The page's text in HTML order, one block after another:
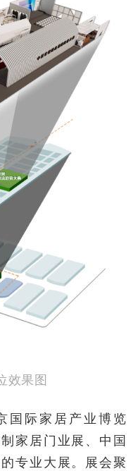
效果图
国际家居产业博览
家居门业展、中国
专业大展。展会聚